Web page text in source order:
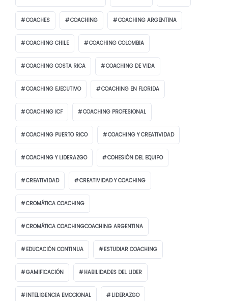
COACHES COACHING COACHING ARGENTINA
COACHING CHILE COACHING COLOMBIA
COACHING COSTA RICA COACHING DE VIDA
COACHING EJECUTIVO COACHING EN FLORIDA
COACHING ICF COACHING PROFESIONAL
COACHING PUERTO RICO COACHING Y CREATIVIDAD
COACHING Y LIDERAZGO COHESIÓN DEL EQUIPO
CREATIVIDAD CREATIVIDAD Y COACHING
CROMÁTICA COACHING
CROMÁTICA COACHINGCOACHING ARGENTINA
EDUCACIÓN CONTINUA ESTUDIAR COACHING
GAMIFICACIÓN HABILIDADES DEL LIDER
INTELIGENCIA EMOCIONAL LIDERAZGO